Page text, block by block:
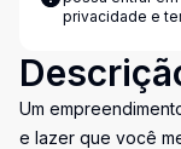
privacidade e
Um
e lazer que você